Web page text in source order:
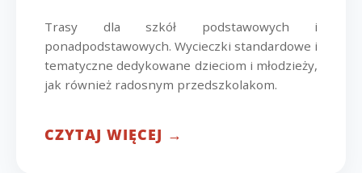
Trasy dla szkół podstawowych i
ponadpodstawowych. Wycieczki standardowe i
tematyczne dedykowane dzieciom i młodzieży,
jak również radosnym przedszkolakom.
CZYTAJ WIĘCEJ →